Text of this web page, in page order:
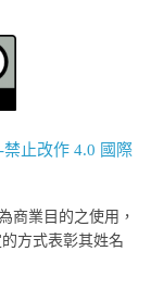
止改作 4.0 國際
商業目的之使用，
方式表彰其姓名